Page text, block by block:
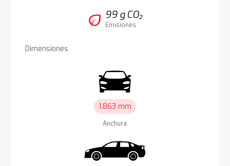
eco 99 g CO₂
Emisiones
Dimensiones
1.863 mm
Anchura